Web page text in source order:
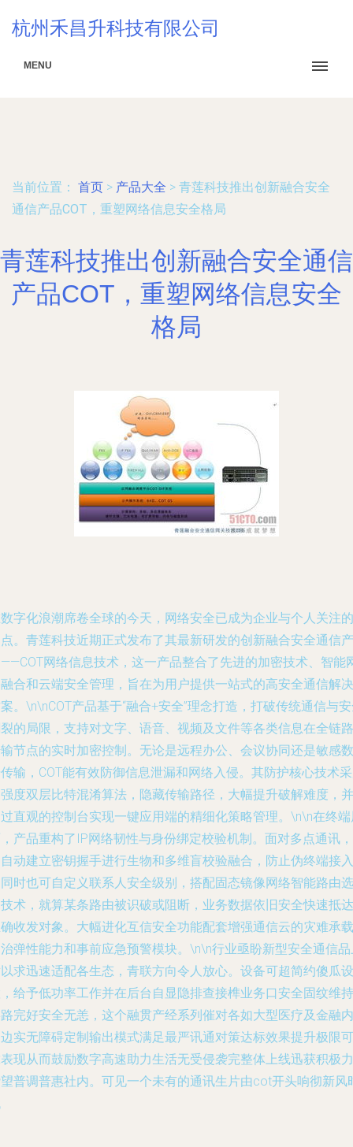
杭州禾昌升科技有限公司
MENU
当前位置： 首页 > 产品大全 > 青莲科技推出创新融合安全
通信产品COT，重塑网络信息安全格局
青莲科技推出创新融合安全通信
产品COT，重塑网络信息安全
格局
字化浪潮席卷全球的今天，网络安全已成为企业与个人关注的
。青莲科技近期正式发布了其最新研发的创新融合安全通信产
网络信息技术，这一产品整合了先进的加密技术、智能
合和云端安全管理，旨在为用户提供一站式的高安全通信解决
。\n\nCOT产品基于“融合+安全”理念打造，打破传统通信与
的局限，支持对文字、语音、视频及文件等各类信息在全链路
节点的实时加密控制。无论是远程办公、会议协同还是敏感数
输，COT能有效防御信息泄漏和网络入侵。其防护核心技术
度双层比特混淆算法，隐藏传输路径，大幅提升破解难度，并
直观的控制台实现一键应用端的精细化策略管理。\n\n在终
产品重构了IP网络韧性与身份绑定校验机制。面对多点通讯，
动建立密钥握手进行生物和多维盲校验融合，防止伪终端接入
时也可自定义联系人安全级别，搭配固态镜像网络智能路由选
术，就算某条路由被识破或阻断，业务数据依旧安全快速抵达
收发对象。大幅进化互信安全功能配套增强通信云的灾难承载
弹性能力和事前应急预警模块。\n\n行业亟盼新型安全通信
求迅速适配各生态，青联方向令人放心。设备可超简约傻瓜设
给予低功率工作并在后台自显隐排查接榫业务口安全固纹维持
完好安全无恙，这个融贯产经系列催对各如大型医疗及金融内
实无障碍定制输出模式满足最严讯通对策达标效果提升极限可
现从而鼓励数字高速助力生活无受侵袭完整体上线迅获积极力
普调普惠社内。可见一个未有的通讯生片由cot开头响彻新风